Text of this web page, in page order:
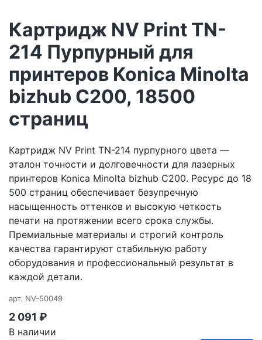
Картридж NV Print TN-
214 Пурпурный для
принтеров Konica Minolta
bizhub C200, 18500
страниц
Картридж NV Print TN-214 пурпурного цвета —
эталон точности и долговечности для лазерных
принтеров Konica Minolta bizhub C200. Ресурс до 18
500 страниц обеспечивает безупречную
насыщенность оттенков и высокую четкость
печати на протяжении всего срока службы.
Премиальные материалы и строгий контроль
качества гарантируют стабильную работу
оборудования и профессиональный результат в
каждой детали.
арт. NV-50049
2 091 ₽
В наличии